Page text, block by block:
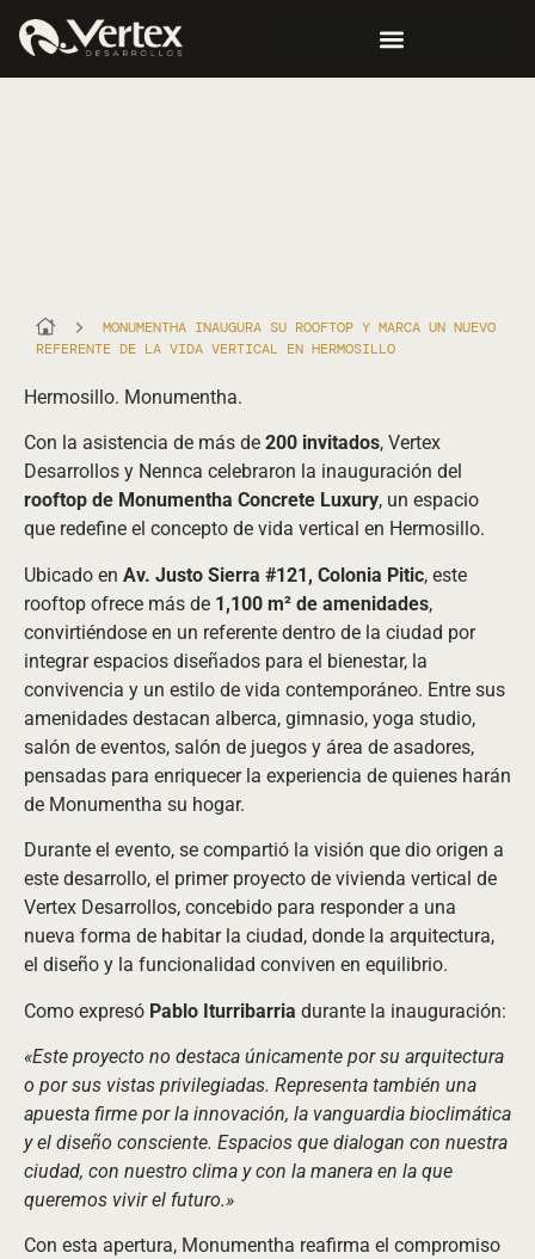
MONUMENTHA INAUGURA SU ROOFTOP Y MARCA UN NUEVO
REFERENTE DE LA VIDA VERTICAL EN HERMOSILLO
Hermosillo. Monumentha.
Con la asistencia de más de 200 invitados, Vertex
Desarrollos y Nennca celebraron la inauguración del
rooftop de Monumentha Concrete Luxury, un espacio
que redefine el concepto de vida vertical en Hermosillo.
Ubicado en Av. Justo Sierra #121, Colonia Pitic, este
rooftop ofrece más de 1,100 m² de amenidades,
convirtiéndose en un referente dentro de la ciudad por
integrar espacios diseñados para el bienestar, la
convivencia y un estilo de vida contemporáneo. Entre sus
amenidades destacan alberca, gimnasio, yoga studio,
salón de eventos, salón de juegos y área de asadores,
pensadas para enriquecer la experiencia de quienes harán
de Monumentha su hogar.
Durante el evento, se compartió la visión que dio origen a
este desarrollo, el primer proyecto de vivienda vertical de
Vertex Desarrollos, concebido para responder a una
nueva forma de habitar la ciudad, donde la arquitectura,
el diseño y la funcionalidad conviven en equilibrio.
Como expresó Pablo Iturribarria durante la inauguración:
«Este proyecto no destaca únicamente por su arquitectura
o por sus vistas privilegiadas. Representa también una
apuesta firme por la innovación, la vanguardia bioclimática
y el diseño consciente. Espacios que dialogan con nuestra
ciudad, con nuestro clima y con la manera en la que
queremos vivir el futuro.»
Con esta apertura, Monumentha reafirma el compromiso